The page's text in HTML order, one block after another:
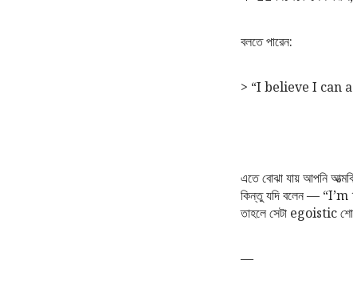
বলতে পারেন:
> “I believe I can
এতে বোঝা যায় আপনি
কিন্তু যদি বলেন —
তাহলে সেটা egoistic
—